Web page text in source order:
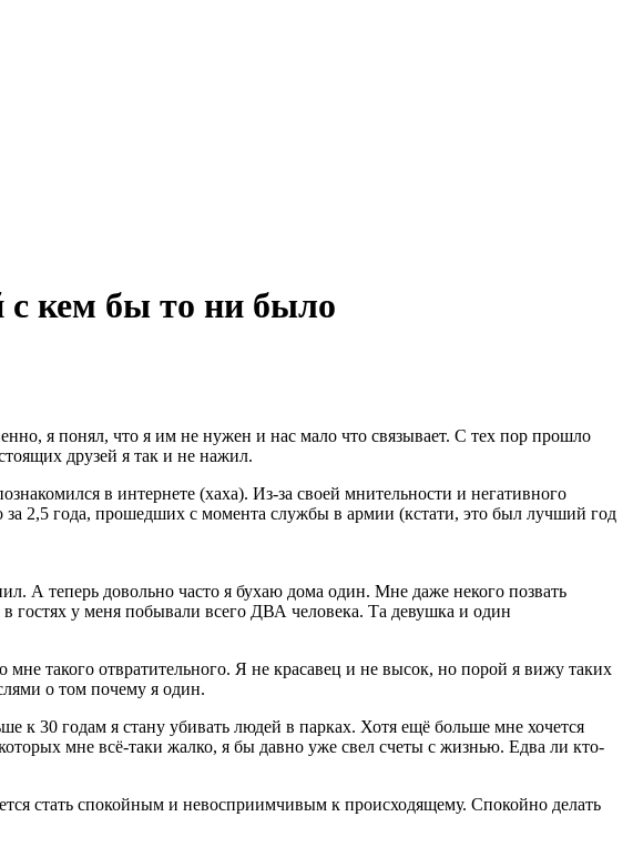
с кем бы то ни было
я понял, что я им не нужен и нас мало что связывает. С тех пор прошло
друзей я так и не нажил.
в интернете (хаха). Из-за своей мнительности и негативного
2,5 года, прошедших с момента службы в армии (кстати, это был лучший год
А теперь довольно часто я бухаю дома один. Мне даже некого позвать
гостях у меня побывали всего ДВА человека. Та девушка и один
такого отвратительного. Я не красавец и не высок, но порой я вижу таких
о том почему я один.
к 30 годам я стану убивать людей в парках. Хотя ещё больше мне хочется
мне всё-таки жалко, я бы давно уже свел счеты с жизнью. Едва ли кто-
стать спокойным и невосприимчивым к происходящему. Спокойно делать